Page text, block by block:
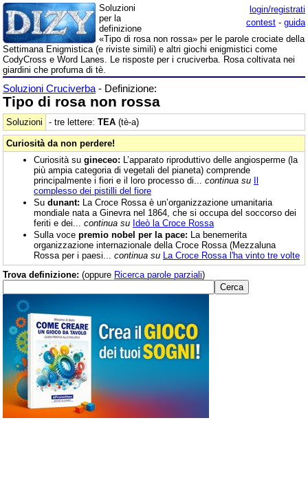
login/registrati
contest - guida
Soluzioni
per la
definizione
«Tipo di rosa non rossa» per le parole crociate della
Settimana Enigmistica (e riviste simili) e altri giochi enigmistici come
CodyCross e Word Lanes. Le risposte per i cruciverba. Rosa coltivata nei
giardini che profuma di tè.
Soluzioni Cruciverba - Definizione:
Tipo di rosa non rossa
Soluzioni - tre lettere: TEA (tè-a)
Curiosità da non perdere!
Curiosità su gineceo: L’apparato riproduttivo delle angiosperme (la
più ampia categoria di vegetali del pianeta) comprende
principalmente i fiori e il loro processo di... continua su Il
complesso dei pistilli del fiore
Su dunant: La Croce Rossa è un’organizzazione umanitaria
mondiale nata a Ginevra nel 1864, che si occupa del soccorso dei
feriti e dei... continua su Ideò la Croce Rossa
Sulla voce premio nobel per la pace: La benemerita
organizzazione internazionale della Croce Rossa (Mezzaluna
Rossa per i paesi... continua su La Croce Rossa l'ha vinto tre volte
Trova definizione: (oppure Ricerca parole parziali)